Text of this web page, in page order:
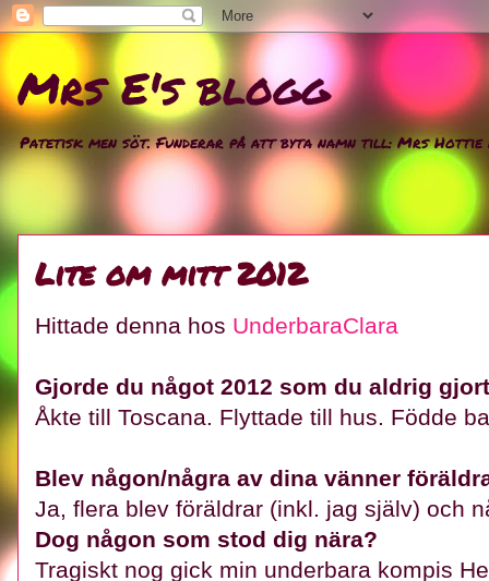
Mrs E's blogg
Patetisk men söt. Funderar på att byta namn till: Mrs
Lite om mitt 2012
Hittade denna hos UnderbaraClara
Gjorde du något 2012 som du aldrig
Åkte till Toscana. Flyttade till hus. Födde
Blev någon/några av dina vänner
Ja, flera blev föräldrar (inkl. jag själv) och
Dog någon som stod dig nära?
Tragiskt nog gick min underbara kompis